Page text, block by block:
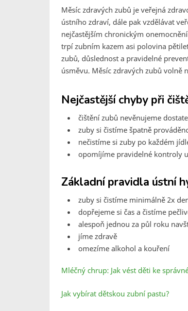
Měsíc zdravých zubů je veřejná
ústního zdraví, dále pak vzdělávat
nejčastějším chronickým
trpí zubním kazem asi polovina
zubů, důslednost a pravidelné
úsměvu. Měsíc zdravých zubů volně
Nejčastější chyby při
čištění zubů nevěnujeme
zuby si čistíme špatně
nečistíme si zuby po každém
opomíjíme pravidelné kontroly
Základní pravidla ústní
zuby si čistíme minimálně 2x
dopřejeme si čas a čistíme
alespoň jednou za půl roku
jíme zdravě
omezíme alkohol a kouření
Mléčný chrup: Jak vést děti ke
Jak vybírat dětskou zubní pastu?